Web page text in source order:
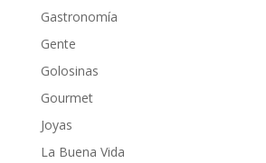
Gastronomía
Gente
Golosinas
Gourmet
Joyas
La Buena Vida